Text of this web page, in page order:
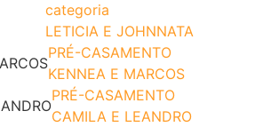
categoria
LETICIA E JOHNNATA
PRÉ-CASAMENTO
KENNEA E MARCOS
PRÉ-CASAMENTO
CAMILA E LEANDRO